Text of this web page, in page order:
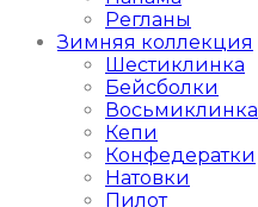
Регланы
Зимняя коллекция
Шестиклинка
Бейсболки
Восьмиклинка
Кепи
Конфедератки
Натовки
Пилот